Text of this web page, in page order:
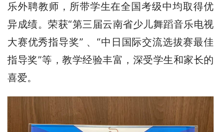
乐外聘教师，所带学生在全国考级中均取得优
异成绩。荣获“第三届云南省少儿舞蹈音乐电视
大赛优秀指导奖” 、“中日国际交流选拔赛最佳
指导奖”等，教学经验丰富，深受学生和家长的
喜爱。